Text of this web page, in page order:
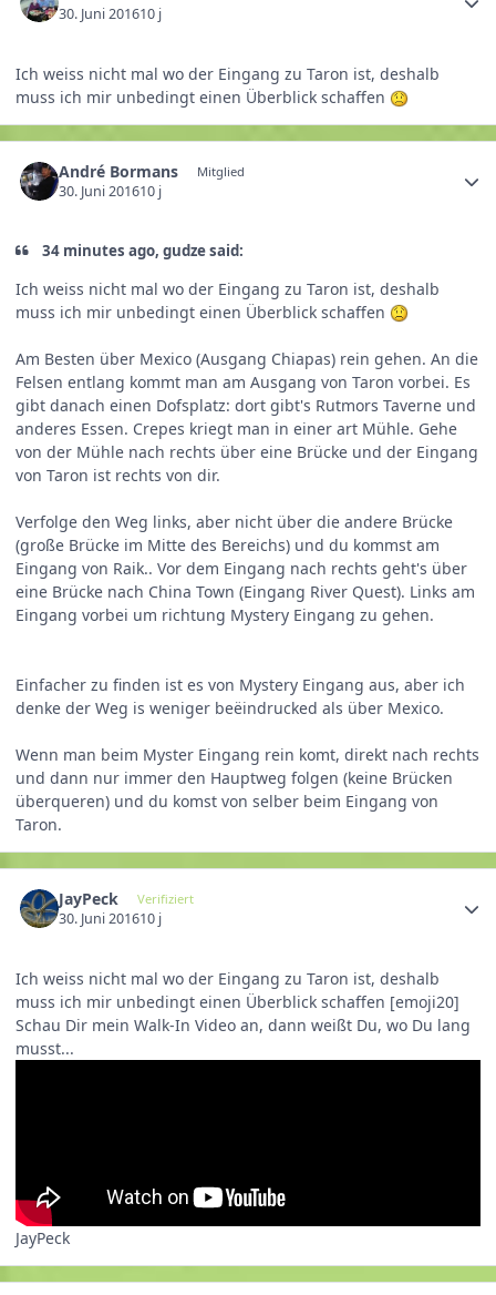
30. Juni 201610 j
Ich weiss nicht mal wo der Eingang zu Taron ist, deshalb
muss ich mir unbedingt einen Überblick schaffen
André Bormans Mitglied
30. Juni 201610 j
34 minutes ago, gudze said:
Ich weiss nicht mal wo der Eingang zu Taron ist, deshalb
muss ich mir unbedingt einen Überblick schaffen
Am Besten über Mexico (Ausgang Chiapas) rein gehen. An die
Felsen entlang kommt man am Ausgang von Taron vorbei. Es
gibt danach einen Dofsplatz: dort gibt's Rutmors Taverne und
anderes Essen. Crepes kriegt man in einer art Mühle. Gehe
von der Mühle nach rechts über eine Brücke und der Eingang
von Taron ist rechts von dir.
Verfolge den Weg links, aber nicht über die andere Brücke
(große Brücke im Mitte des Bereichs) und du kommst am
Eingang von Raik.. Vor dem Eingang nach rechts geht's über
eine Brücke nach China Town (Eingang River Quest). Links am
Eingang vorbei um richtung Mystery Eingang zu gehen.
Einfacher zu finden ist es von Mystery Eingang aus, aber ich
denke der Weg is weniger beëindrucked als über Mexico.
Wenn man beim Myster Eingang rein komt, direkt nach rechts
und dann nur immer den Hauptweg folgen (keine Brücken
überqueren) und du komst von selber beim Eingang von
Taron.
JayPeck Verifiziert
30. Juni 201610 j
Ich weiss nicht mal wo der Eingang zu Taron ist, deshalb
muss ich mir unbedingt einen Überblick schaffen [emoji20]
Schau Dir mein Walk-In Video an, dann weißt Du, wo Du lang
musst...
JayPeck